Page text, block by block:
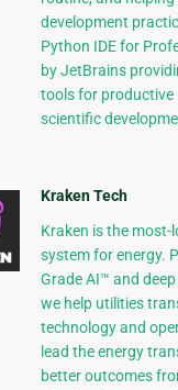
development
Python IDE for
by JetBrains
tools for productive
scientific
Kraken Tech
Kraken is the most-
system for energy.
Grade AI™ and
we help utilities
technology and
lead the energy
better outcomes